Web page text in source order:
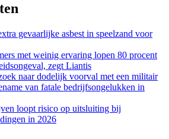
gevaarlijke asbest in speelzand voor
met weinig ervaring lopen 80 procent
zegt Liantis
naar dodelijk voorval met een militair
van fatale bedrijfsongelukken in
loopt risico op uitsluiting bij
in 2026